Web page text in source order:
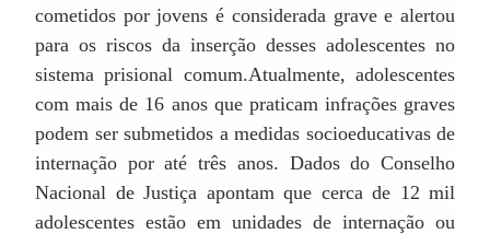
cometidos por jovens é considerada grave e alertou
para os riscos da inserção desses adolescentes no
sistema prisional comum.Atualmente, adolescentes
com mais de 16 anos que praticam infrações graves
podem ser submetidos a medidas socioeducativas de
internação por até três anos. Dados do Conselho
Nacional de Justiça apontam que cerca de 12 mil
adolescentes estão em unidades de internação ou